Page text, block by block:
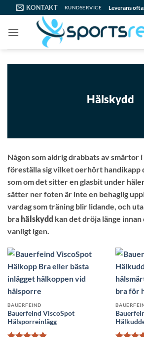
to
content
KONTAKT KUNDSERVICE Leverans
Hälskydd
Någon som aldrig drabbats av smärtor
föreställa sig vilket oerhört handikapp
som om det sitter en glasbit under
sätter ner foten är inte en behaglig
vardag som träning blir lidande, och
bra hälskydd kan det dröja länge innan
vanligt igen.
BAUERFEIND
Bauerfeind ViscoSpot
Hälsporreinlägg